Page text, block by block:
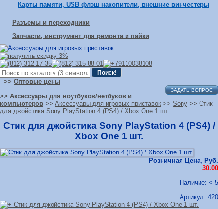
Карты памяти, USB флэш накопители, внешние винчестеры
Разъемы и переходники
Запчасти, инструмент для ремонта и пайки
>> Оптовые цены
ЗАДАТЬ ВОПРОС
>> Аксессуары для ноутбуков/нетбуков и
компьютеров >> Аксессуары для игровых приставок >> Sony >> Стик
для джойстика Sony PlayStation 4 (PS4) / Xbox One 1 шт.
Стик для джойстика Sony PlayStation 4 (PS4) /
Xbox One 1 шт.
Розничная Цена, Руб.
30.00
Наличие: < 5
Артикул: 420